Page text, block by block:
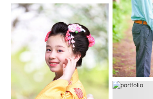
赦ください。
お問い合わせ頂いた時点で撮影可能とお伝
約はできておりません。
こちらの予定を確認、返信次第ご予約が確
続きをお願い致します。
メッセージで日時をお伝えして頂きこちら
伝えしていてもお客様からご予約の手続き
合ご予約はできておりません。